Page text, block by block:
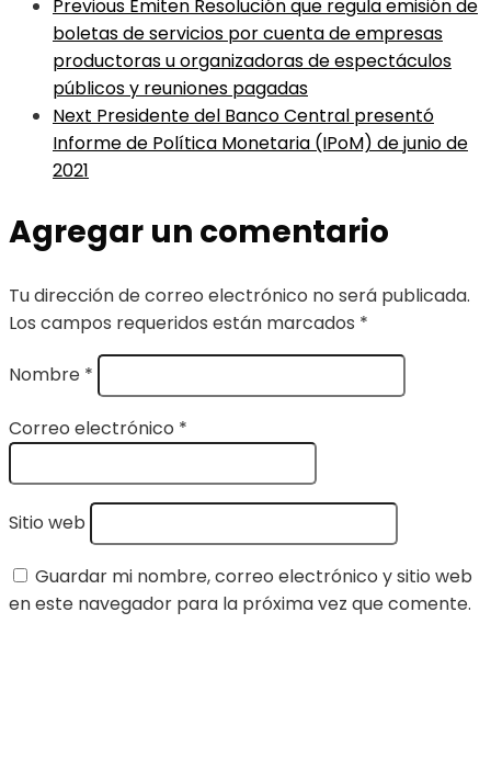
Previous Emiten Resolución que regula emisión de
boletas de servicios por cuenta de empresas
productoras u organizadoras de espectáculos
públicos y reuniones pagadas
Next Presidente del Banco Central presentó
Informe de Política Monetaria (IPoM) de junio de
2021
Agregar un comentario
Tu dirección de correo electrónico no será publicada.
Los campos requeridos están marcados *
Nombre *
Correo electrónico *
Sitio web
Guardar mi nombre, correo electrónico y sitio web
en este navegador para la próxima vez que comente.